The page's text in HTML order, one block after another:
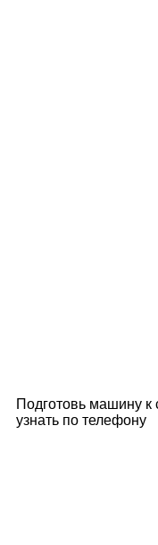
Подготовь машину к
узнать по телефону